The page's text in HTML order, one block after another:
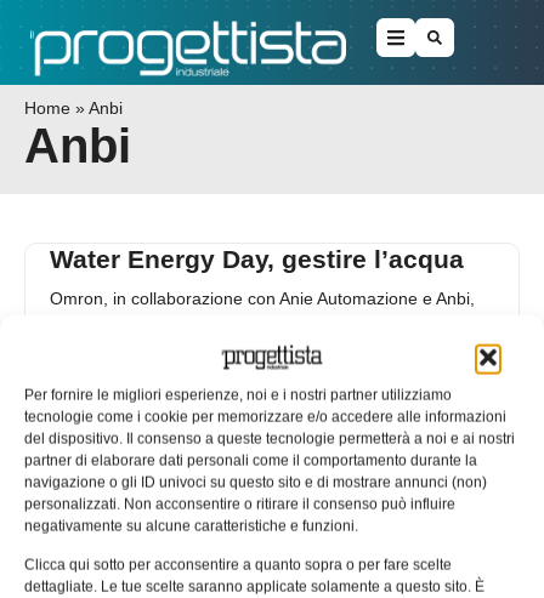
Per fornire le migliori esperienze, noi e i nostri partner utilizziamo
tecnologie come i cookie per memorizzare e/o accedere alle informazioni
del dispositivo. Il consenso a queste tecnologie permetterà a noi e ai nostri
partner di elaborare dati personali come il comportamento durante la
navigazione o gli ID univoci su questo sito e di mostrare annunci (non)
personalizzati. Non acconsentire o ritirare il consenso può influire
negativamente su alcune caratteristiche e funzioni.
Clicca qui sotto per acconsentire a quanto sopra o per fare scelte
dettagliate. Le tue scelte saranno applicate solamente a questo sito. È
Home » Anbi
Anbi
Water Energy Day, gestire l’acqua
Omron, in collaborazione con Anie Automazione e Anbi,
dei miglioramenti fondiari) organizza mercoledì 25
15/02/2015
EDICOLA WEB